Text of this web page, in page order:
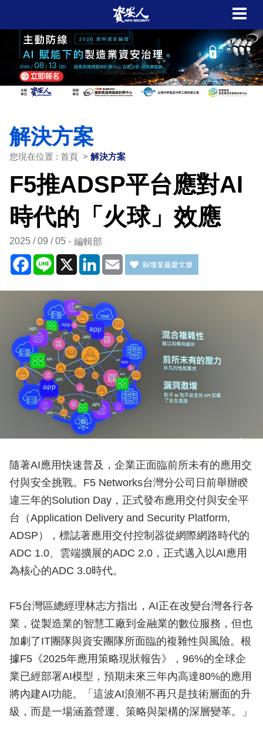
解決方案
您現在位置 : 首頁 > 解決方案
F5推ADSP平台應對AI
時代的「火球」效應
2025 / 09 / 05 編輯部
Facebook
Line X LinkedIn
Email
隨著AI應用快速普及，企業正面臨前所未有的應用交
付與安全挑戰。F5 Networks台灣分公司日前舉辦睽
違三年的Solution Day，正式發布應用交付與安全平
台（Application Delivery and Security Platform,
ADSP），標誌著應用交付控制器從網際網路時代的
ADC 1.0、雲端擴展的ADC 2.0，正式邁入以AI應用
為核心的ADC 3.0時代。
F5台灣區總經理林志方指出，AI正在改變台灣各行各
業，從製造業的智慧工廠到金融業的數位服務，但也
加劇了IT團隊與資安團隊所面臨的複雜性與風險。根
據F5《2025年應用策略現狀報告》，96%的全球企
業已經部署AI模型，預期未來三年內高達80%的應用
將內建AI功能。「這波AI浪潮不再只是技術層面的升
級，而是一場涵蓋營運、策略與架構的深層變革。」